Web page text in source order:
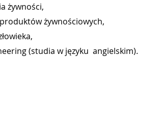
żywności,
żywnościowych,
(studia w języku angielskim).